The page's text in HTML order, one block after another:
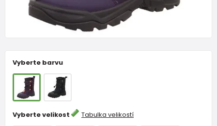
Vyberte barvu
Vyberte velikost Tabulka velikostí